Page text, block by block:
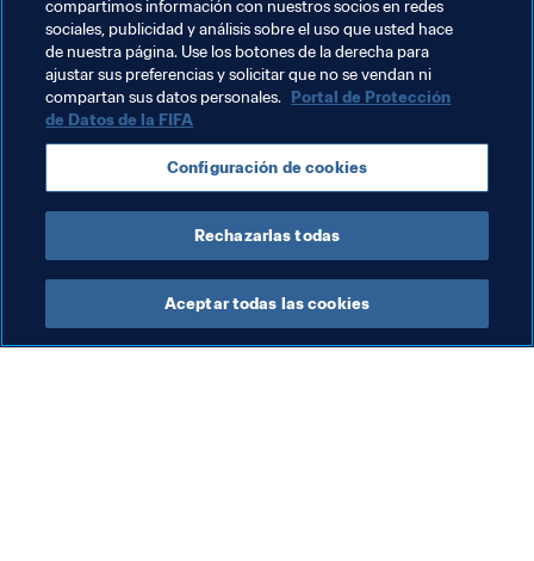
alcanzar los objetivos fijados en la Estrategia de Fútbol
Femenino de la FIFA.
Cada una de las tres sesiones de esta jornada
profundizará en los mayores obstáculos y retos que
afectan al fútbol femenino en el ámbito global. En ellas
se mostrarán maneras de superarlos a través de
estrategias, programas y colaboraciones concretas y
compartimos información con nuestros socios en redes
sociales, publicidad y análisis sobre el uso que usted hace
de nuestra página. Use los botones de la derecha para
ajustar sus preferencias y solicitar que no se vendan ni
compartan sus datos personales. Portal de Protección
de Datos de la FIFA
Configuración de cookies
Rechazarlas todas
Aceptar todas las cookies